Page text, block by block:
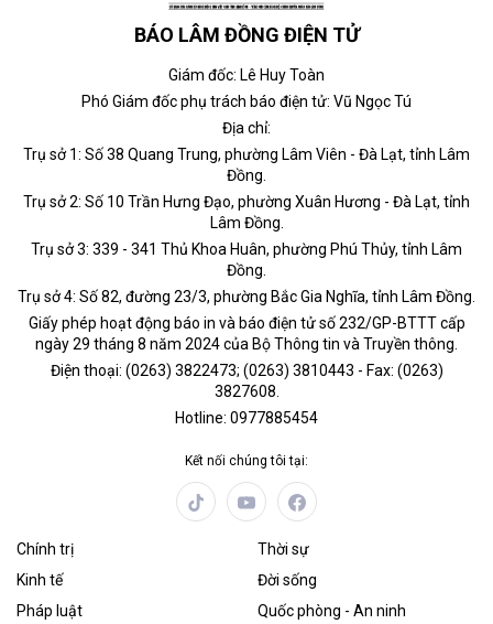
BÁO LÂM ĐỒNG ĐIỆN TỬ
Giám đốc: Lê Huy Toàn
Phó Giám đốc phụ trách báo điện tử: Vũ Ngọc Tú
Địa chỉ:
Trụ sở 1: Số 38 Quang Trung, phường Lâm Viên - Đà Lạt, tỉnh Lâm
Đồng.
Trụ sở 2: Số 10 Trần Hưng Đạo, phường Xuân Hương - Đà Lạt, tỉnh
Lâm Đồng.
Trụ sở 3: 339 - 341 Thủ Khoa Huân, phường Phú Thủy, tỉnh Lâm
Đồng.
Trụ sở 4: Số 82, đường 23/3, phường Bắc Gia Nghĩa, tỉnh Lâm Đồng.
Giấy phép hoạt động báo in và báo điện tử số 232/GP-BTTT cấp
ngày 29 tháng 8 năm 2024 của Bộ Thông tin và Truyền thông.
Điện thoại: (0263) 3822473; (0263) 3810443 - Fax: (0263)
3827608.
Hotline: 0977885454
Kết nối chúng tôi tại:
Chính trị
Thời sự
Kinh tế
Đời sống
Pháp luật
Quốc phòng - An ninh